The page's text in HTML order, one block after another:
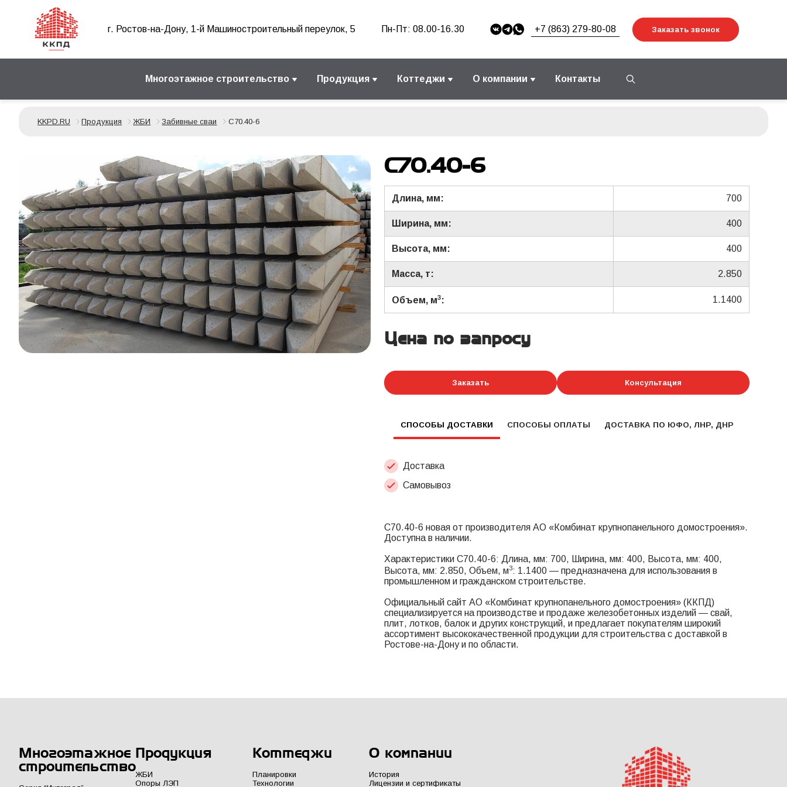
г. Ростов-на-Дону, 1-й Машиностроительный переулок, 5 Пн-Пт: 08.00-16.30 +7 (863) 279-80-08 Заказать звонок
Многоэтажное строительство Продукция Коттеджи О компании Контакты
KKPD.RU Продукция ЖБИ Забивные сваи С70.40-6
С70.40-6
Длина, мм: 700
Ширина, мм: 400
Высота, мм: 400
Масса, т: 2.850
Объем, м3: 1.1400
Цена по запросу
Заказать Консультация
СПОСОБЫ ДОСТАВКИ СПОСОБЫ ОПЛАТЫ ДОСТАВКА ПО ЮФО, ЛНР, ДНР
Доставка
Самовывоз
С70.40-6 новая от производителя АО «Комбинат крупнопанельного домостроения».
Доступна в наличии.
Характеристики С70.40-6: Длина, мм: 700, Ширина, мм: 400, Высота, мм: 400,
Высота, мм: 2.850, Объем, м3: 1.1400 — предназначена для использования в
промышленном и гражданском строительстве.
Официальный сайт АО «Комбинат крупнопанельного домостроения» (ККПД)
специализируется на производстве и продаже железобетонных изделий — свай,
плит, лотков, балок и других конструкций, и предлагает покупателям широкий
ассортимент высококачественной продукции для строительства с доставкой в
Ростове-на-Дону и по области.
Многоэтажное
строительство
Продукция
ЖБИ
Опоры ЛЭП
Коттеджи
Планировки
Технологии
О компании
История
Лицензии и сертификаты